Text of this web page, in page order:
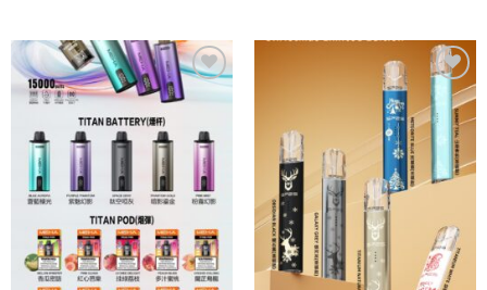
NT$200
到
NT$360
Add to
Add to
wishlist